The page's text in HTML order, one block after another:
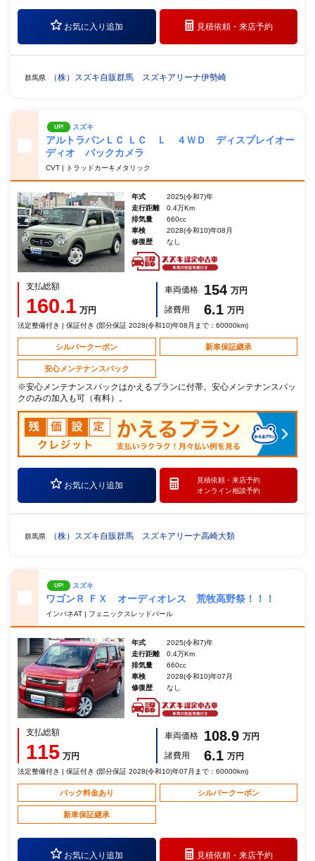
お気に入り追加 見積依頼・来店予約
群馬県 （株）スズキ自販群馬 スズキアリーナ伊勢崎
UP! スズキ
アルトラパンＬＣ ＬＣ Ｌ ４ＷＤ ディスプレイオー
ディオ バックカメラ
CVT | トラッドカーキメタリック
年式
2025(令和7)年
走行距離
0.4万Km
排気量
660cc
車検
2028(令和10)年08月
修復歴
なし
支払総額
160.1 万円
車両価格 154 万円
諸費用
6.1 万円
法定整備付き | 保証付き (部分保証 2028(令和10)年08月まで：60000km)
シルバークーポン 新車保証継承
安心メンテナンスパック
※安心メンテナンスパックはかえるプランに付帯。安心メンテナンスパッ
クのみの加入も可（有料）。
お気に入り追加
見積依頼・ 来店予約
オンライン相談予約
群馬県 （株）スズキ自販群馬 スズキアリーナ高崎大類
UP! スズキ
ワゴンＲ ＦＸ オーディオレス 荒牧高野祭！！！
インパネAT | フェニックスレッドパール
年式
2025(令和7)年
走行距離
0.4万Km
排気量
660cc
車検
2028(令和10)年07月
修復歴
なし
支払総額
115 万円
車両価格 108.9 万円
諸費用
6.1 万円
法定整備付き | 保証付き (部分保証 2028(令和10)年07月まで：60000km)
パック料金あり シルバークーポン
新車保証継承
お気に入り追加 見積依頼・来店予約